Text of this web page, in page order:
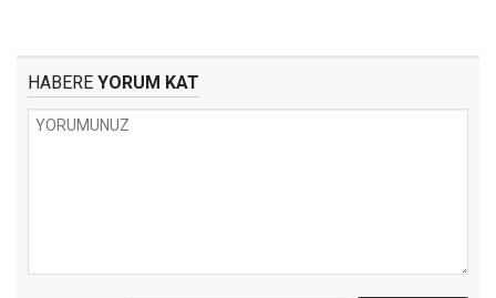
HABERE YORUM KAT